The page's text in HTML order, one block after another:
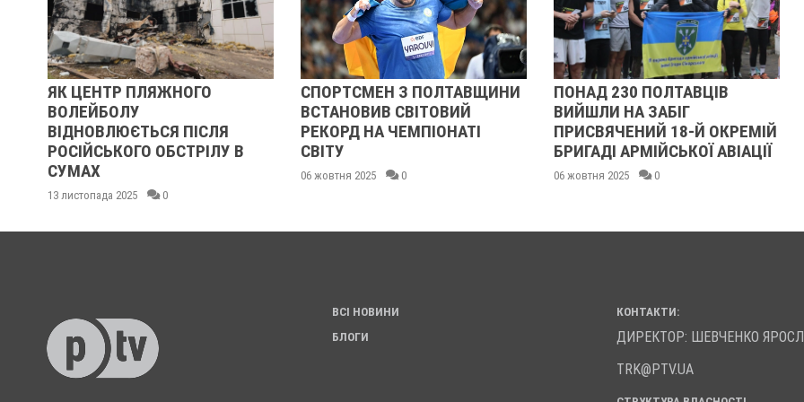
ЯК ЦЕНТР ПЛЯЖНОГО
ВОЛЕЙБОЛУ
ВІДНОВЛЮЄТЬСЯ ПІСЛЯ
РОСІЙСЬКОГО ОБСТРІЛУ В
СУМАХ
13 листопада 2025 0
СПОРТСМЕН З ПОЛТАВЩИНИ
ВСТАНОВИВ СВІТОВИЙ
РЕКОРД НА ЧЕМПІОНАТІ
СВІТУ
06 жовтня 2025 0
ПОНАД 230 ПОЛТАВЦІВ
ВИЙШЛИ НА ЗАБІГ
ПРИСВЯЧЕНИЙ 18-Й ОКРЕМІЙ
БРИГАДІ АРМІЙСЬКОЇ АВІАЦІЇ
06 жовтня 2025 0
ВСІ НОВИНИ
БЛОГИ
КОНТАКТИ:
ДИРЕКТОР: ШЕВЧЕНКО
TRK@PTV.UA